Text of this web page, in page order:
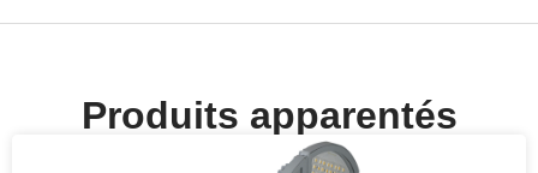
Produits apparentés